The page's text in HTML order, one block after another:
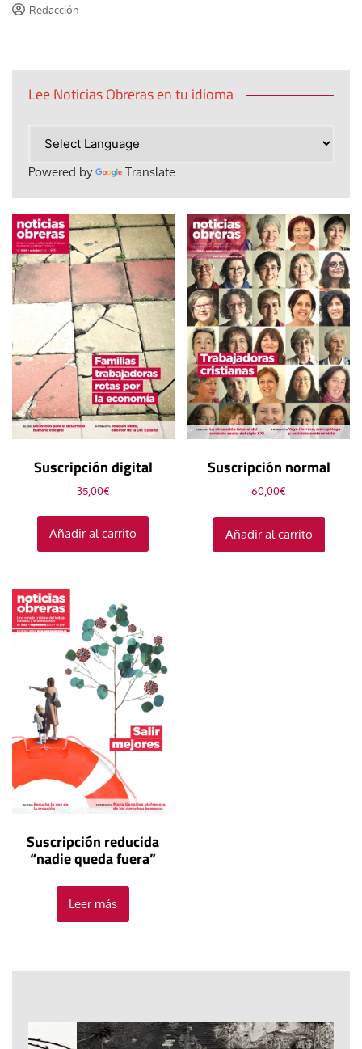
Redacción
Lee Noticias Obreras en tu idioma
Powered by Translate
Suscripción digital
35,00€
Añadir al carrito
Suscripción normal
60,00€
Añadir al carrito
Suscripción reducida
“nadie queda fuera”
Leer más